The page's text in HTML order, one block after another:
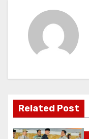
g
a
Related Post